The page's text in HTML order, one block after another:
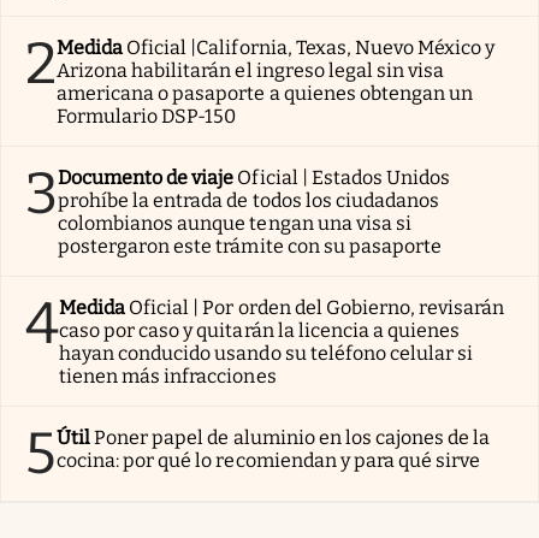
2Medida Oficial |California, Texas, Nuevo México y
Arizona habilitarán el ingreso legal sin visa
americana o pasaporte a quienes obtengan un
Formulario DSP-150
3Documento de viaje Oficial | Estados Unidos
prohíbe la entrada de todos los ciudadanos
colombianos aunque tengan una visa si
postergaron este trámite con su pasaporte
4Medida Oficial | Por orden del Gobierno, revisarán
caso por caso y quitarán la licencia a quienes
hayan conducido usando su teléfono celular si
tienen más infracciones
5ÚtilPoner papel de aluminio en los cajones de la
cocina: por qué lo recomiendan y para qué sirve